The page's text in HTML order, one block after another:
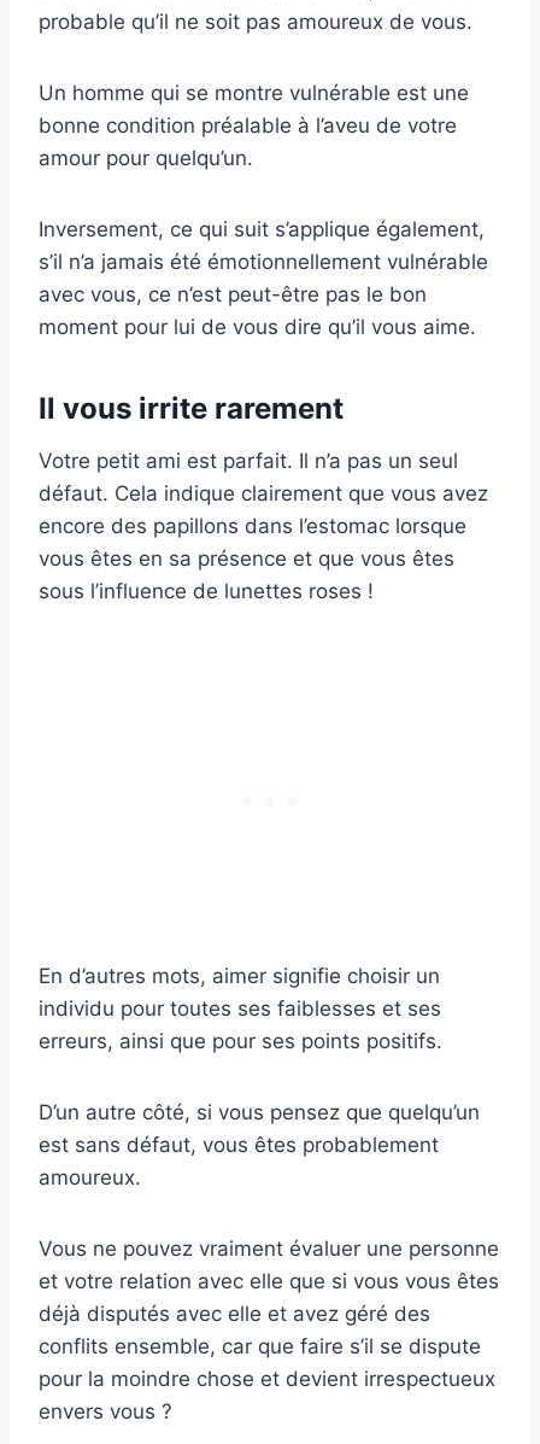
probable qu’il ne soit pas amoureux de vous.
Un homme qui se montre vulnérable est une
bonne condition préalable à l’aveu de votre
amour pour quelqu’un.
Inversement, ce qui suit s’applique également,
s’il n’a jamais été émotionnellement vulnérable
avec vous, ce n’est peut-être pas le bon
moment pour lui de vous dire qu’il vous aime.
Il vous irrite rarement
Votre petit ami est parfait. Il n’a pas un seul
défaut. Cela indique clairement que vous avez
encore des papillons dans l’estomac lorsque
vous êtes en sa présence et que vous êtes
sous l’influence de lunettes roses !
En d’autres mots, aimer signifie choisir un
individu pour toutes ses faiblesses et ses
erreurs, ainsi que pour ses points positifs.
D’un autre côté, si vous pensez que quelqu’un
est sans défaut, vous êtes probablement
amoureux.
Vous ne pouvez vraiment évaluer une personne
et votre relation avec elle que si vous vous êtes
déjà disputés avec elle et avez géré des
conflits ensemble, car que faire s’il se dispute
pour la moindre chose et devient irrespectueux
envers vous ?